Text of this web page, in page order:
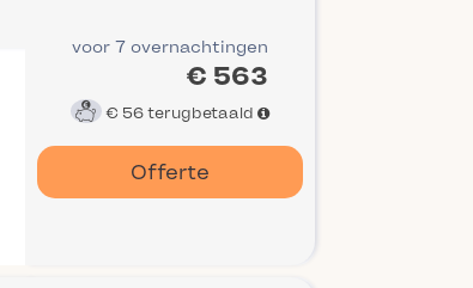
voor 7 overnachtingen
€ 563
€ 56terugbetaald
Offerte